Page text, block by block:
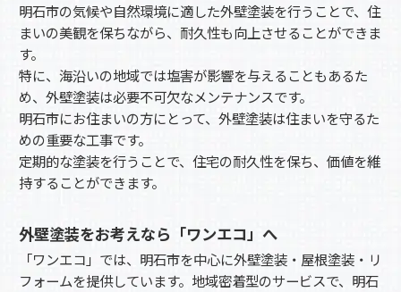
明石市の気候や自然環境に適した外壁塗装を行うことで、住
まいの美観を保ちながら、耐久性も向上させることができま
す。
特に、海沿いの地域では塩害が影響を与えることもあるた
め、外壁塗装は必要不可欠なメンテナンスです。
明石市にお住まいの方にとって、外壁塗装は住まいを守るた
めの重要な工事です。
定期的な塗装を行うことで、住宅の耐久性を保ち、価値を維
持することができます。
外壁塗装をお考えなら「ワンエコ」へ
「ワンエコ」では、明石市を中心に外壁塗装・屋根塗装・リ
フォームを提供しています。地域密着型のサービスで、明石